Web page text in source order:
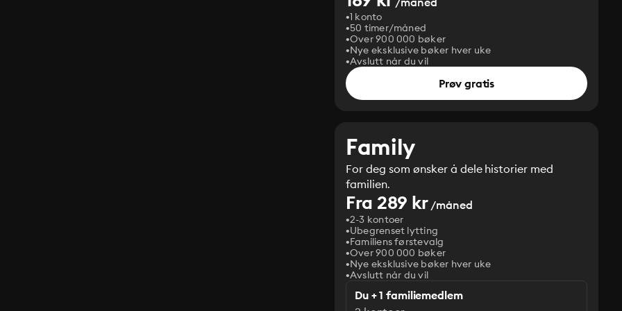
1 konto
50 timer/måned
Over 900 000 bøker
Nye eksklusive bøker hver uke
Avslutt når du vil
Prøv gratis
Family
For deg som ønsker å dele historier med
familien.
Fra 289 kr/måned
2-3 kontoer
Ubegrenset lytting
Familiens førstevalg
Over 900 000 bøker
Nye eksklusive bøker hver uke
Avslutt når du vil
Du + 1 familiemedlem